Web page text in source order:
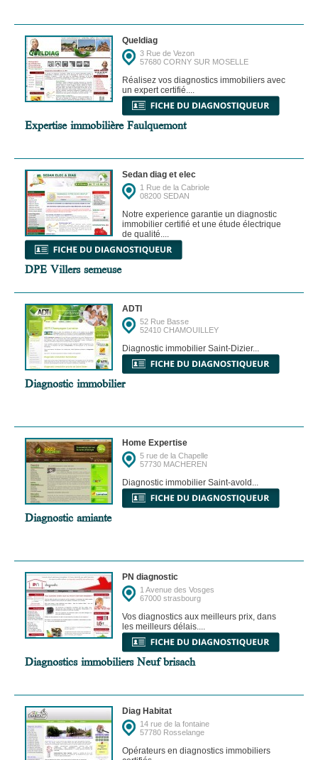
Queldiag
3 Rue de Vezon
57680 CORNY SUR MOSELLE
Réalisez vos diagnostics immobiliers avec
un expert certifié....
Expertise immobilière Faulquemont
Sedan diag et elec
1 Rue de la Cabriole
08200 SEDAN
Notre experience garantie un diagnostic
immobilier certifié et une étude électrique
de qualité....
DPE Villers semeuse
ADTI
52 Rue Basse
52410 CHAMOUILLEY
Diagnostic immobilier Saint-Dizier...
Diagnostic immobilier
Home Expertise
5 rue de la Chapelle
57730 MACHEREN
Diagnostic immobilier Saint-avold...
Diagnostic amiante
PN diagnostic
1 Avenue des Vosges
67000 strasbourg
Vos diagnostics aux meilleurs prix, dans
les meilleurs délais....
Diagnostics immobiliers Neuf brisach
Diag Habitat
14 rue de la fontaine
57780 Rosselange
Opérateurs en diagnostics immobiliers